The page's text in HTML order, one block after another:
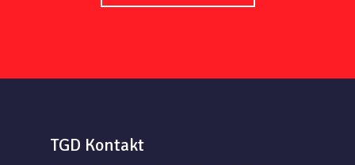
TGD Kontakt